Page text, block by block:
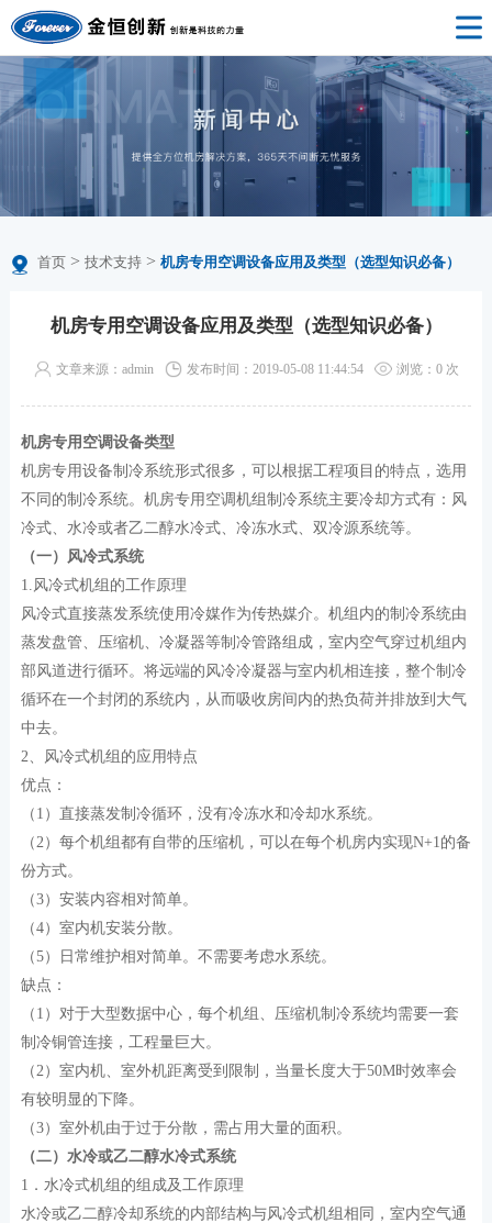
首页> 技术支持> 机房专用空调设备应用及类型（选型知识必备）
机房专用空调设备应用及类型（选型知识必备）
文章来源：admin 发布时间：2019-05-08 11:44:54 浏览： 0次
机房专用空调设备类型
机房专用设备制冷系统形式很多，可以根据工程项目的特点，选用
不同的制冷系统。机房专用空调机组制冷系统主要冷却方式有：风
冷式、水冷或者乙二醇水冷式、冷冻水式、双冷源系统等。
（一）风冷式系统
1.风冷式机组的工作原理
风冷式直接蒸发系统使用冷媒作为传热媒介。机组内的制冷系统由
蒸发盘管、压缩机、冷凝器等制冷管路组成，室内空气穿过机组内
部风道进行循环。将远端的风冷冷凝器与室内机相连接，整个制冷
循环在一个封闭的系统内，从而吸收房间内的热负荷并排放到大气
中去。
2、风冷式机组的应用特点
优点：
（1）直接蒸发制冷循环，没有冷冻水和冷却水系统。
（2）每个机组都有自带的压缩机，可以在每个机房内实现N+1的备
份方式。
（3）安装内容相对简单。
（4）室内机安装分散。
（5）日常维护相对简单。不需要考虑水系统。
缺点：
（1）对于大型数据中心，每个机组、压缩机制冷系统均需要一套
制冷铜管连接，工程量巨大。
（2）室内机、室外机距离受到限制，当量长度大于50M时效率会
有较明显的下降。
（3）室外机由于过于分散，需占用大量的面积。
（二）水冷或乙二醇水冷式系统
1．水冷式机组的组成及工作原理
水冷或乙二醇冷却系统的内部结构与风冷式机组相同，室内空气通